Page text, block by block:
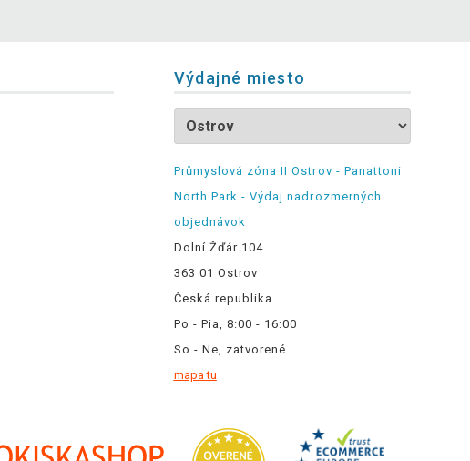
Výdajné miesto
Průmyslová zóna II Ostrov - Panattoni
North Park - Výdaj nadrozmerných
objednávok
Dolní Žďár 104
363 01 Ostrov
Česká republika
Po - Pia, 8:00 - 16:00
So - Ne, zatvorené
mapa tu